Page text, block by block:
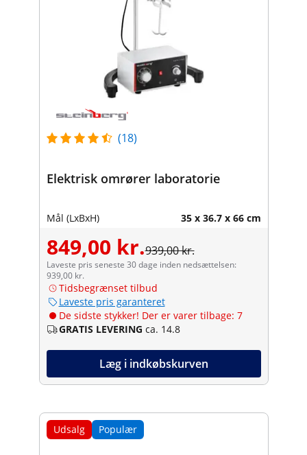
(18)
Elektrisk omrører laboratorie
Mål (LxBxH) 35 x 36.7 x 66 cm
849,00 kr.939,00 kr.
Laveste pris seneste 30 dage inden nedsættelsen:
939,00 kr.
Tidsbegrænset tilbud
Laveste pris garanteret
De sidste stykker! Der er varer tilbage: 7
GRATIS LEVERING ca. 14.8
Læg i indkøbskurven
Udsalg Populær